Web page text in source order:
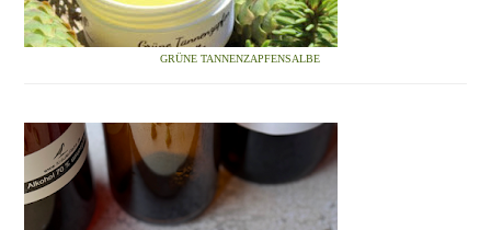
GRÜNE TANNENZAPFENSALBE